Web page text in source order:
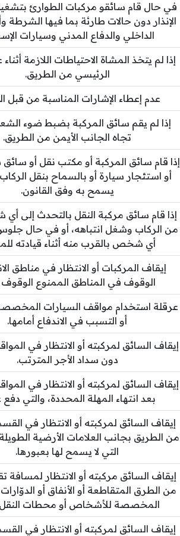
في حال قام سائقو مركبات الطوارئ
الإنذار دون حالات طارئة بما فيها الشرطة
الداخلي والدفاع المدني وسيارات
إذا لم يتخذ المشاة الاحتياطات اللازمة
الرئيسي من الطريق.
عدم إعطاء الإشارات المناسبة من قبل
إذا لم يقم سائق المركبة بضبط ضوء
تجاه الجانب الأيمن من الطريق.
إذا قام سائق المركبة أو مكتب نقل أو سائق
أو استئجار سيارة أو بالسماح بنقل
يسمح به وفق القانون.
إذا قام سائق مركبة النقل بالتحدث إلى
من الركاب وشغل انتباهه، أو في حال
أي شخص بالقرب منه أثناء قيادته
إيقاف المركبات أو الانتظار في مناطق
الوقوف في المناطق الممنوع الوقوف
عرقلة استخدام مواقف السيارات
أو التسبب في الاندفاع أمامها.
إيقاف السائق لمركبته أو الانتظار في
دون سداد الأجر المترتب.
إيقاف السائق لمركبته أو الانتظار في
بعد انتهاء المهلة المحددة، والتي دفع
إيقاف السائق لمركبته أو الانتظار في
من الطريق بجانب العلامات الأرضية
التي لا يسمح لها بعبورها.
من الطرق المتقاطعة أو الأنفاق أو الدوّارات
المخصصة للأشخاص أو محطات النقل
إيقاف السائق لمركبته أو الانتظار في